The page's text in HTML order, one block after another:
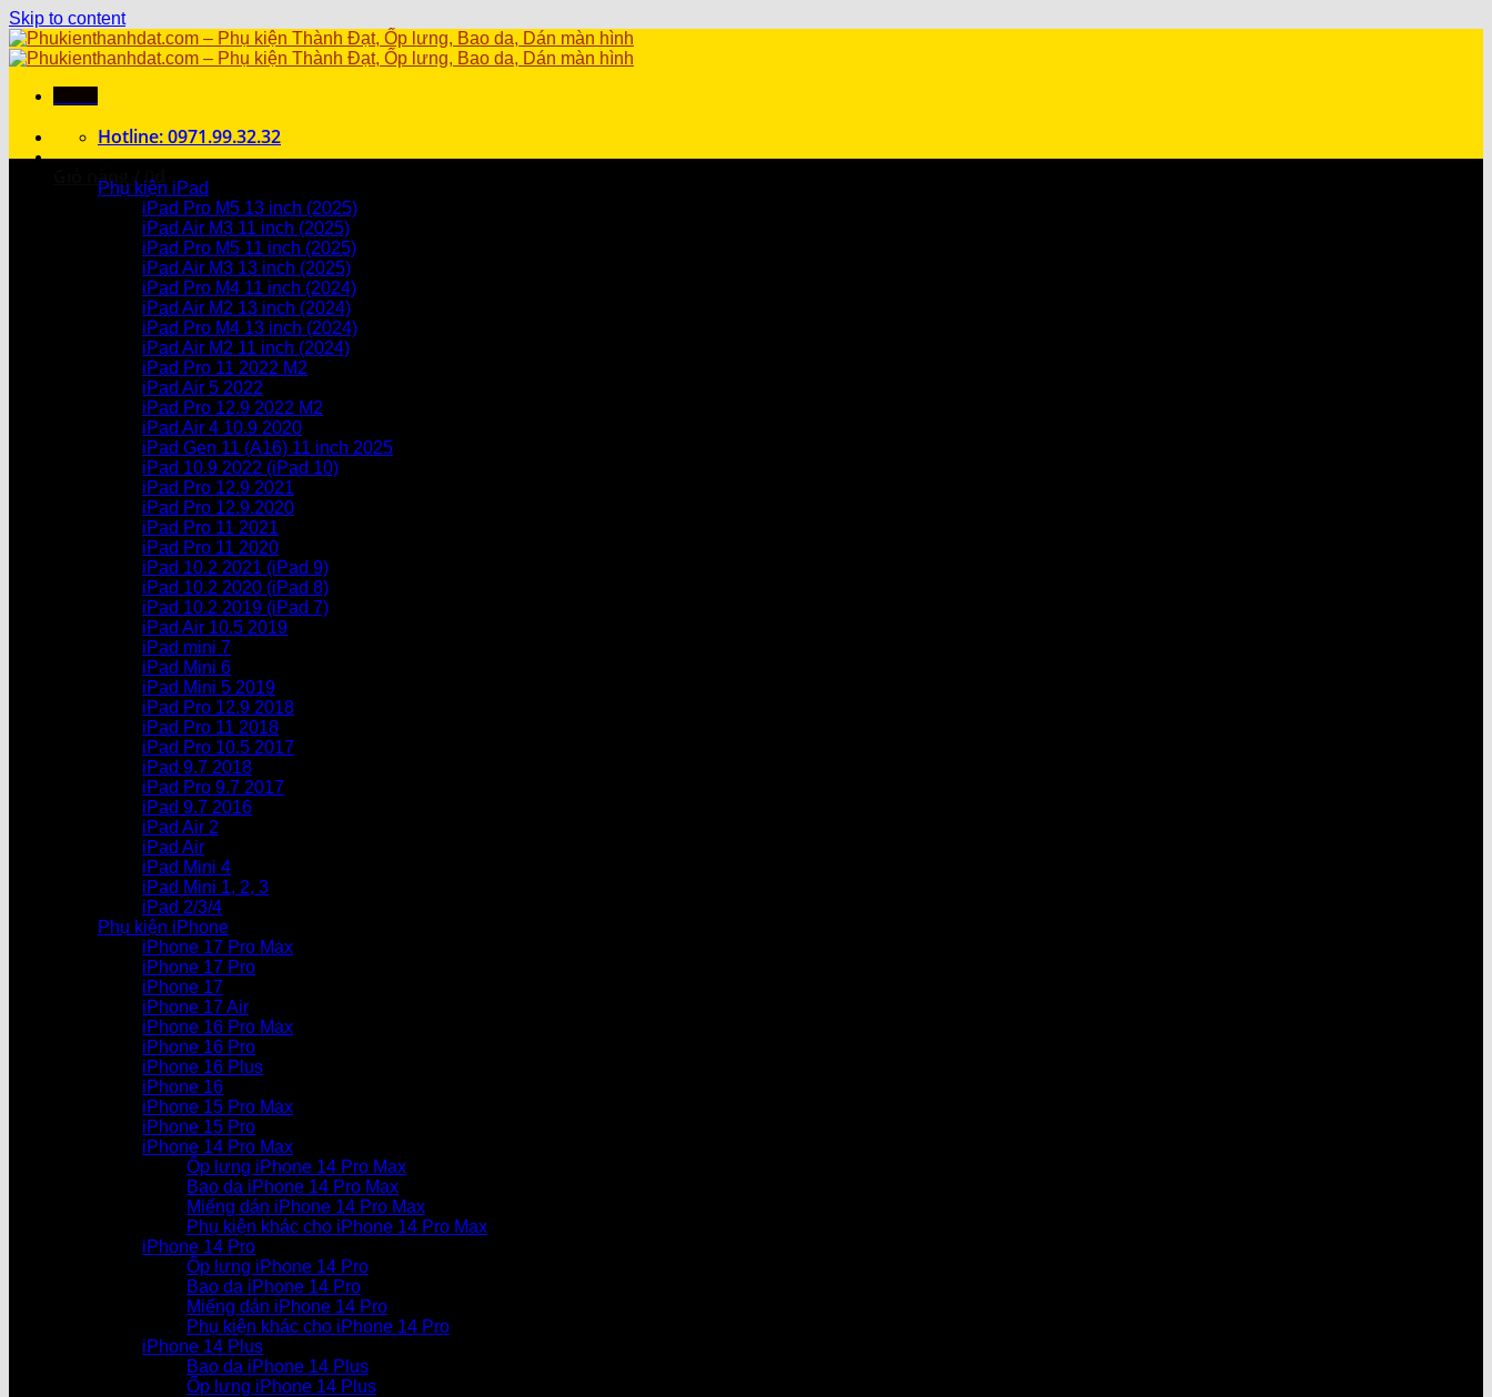
Skip to content
Hotline: 0971.99.32.32
Giỏ hàng / 0₫
Chưa có sản phẩm trong giỏ hàng.
Chưa có sản phẩm trong giỏ hàng.
Phụ kiện iPad
iPad Pro M5 13 inch (2025)
iPad Air M3 11 inch (2025)
iPad Pro M5 11 inch (2025)
iPad Air M3 13 inch (2025)
iPad Pro M4 11 inch (2024)
iPad Air M2 13 inch (2024)
iPad Pro M4 13 inch (2024)
iPad Air M2 11 inch (2024)
iPad Pro 11 2022 M2
iPad Air 5 2022
iPad Pro 12.9 2022 M2
iPad Air 4 10.9 2020
iPad Gen 11 (A16) 11 inch 2025
iPad 10.9 2022 (iPad 10)
iPad Pro 12.9 2021
iPad Pro 12.9.2020
iPad Pro 11 2021
iPad Pro 11 2020
iPad 10.2 2021 (iPad 9)
iPad 10.2 2020 (iPad 8)
iPad 10.2 2019 (iPad 7)
iPad Air 10.5 2019
iPad mini 7
iPad Mini 6
iPad Mini 5 2019
iPad Pro 12.9 2018
iPad Pro 11 2018
iPad Pro 10.5 2017
iPad 9.7 2018
iPad Pro 9.7 2017
iPad 9.7 2016
iPad Air 2
iPad Air
iPad Mini 4
iPad Mini 1, 2, 3
iPad 2/3/4
Phụ kiện iPhone
iPhone 17 Pro Max
iPhone 17 Pro
iPhone 17
iPhone 17 Air
iPhone 16 Pro Max
iPhone 16 Pro
iPhone 16 Plus
iPhone 16
iPhone 15 Pro Max
iPhone 15 Pro
iPhone 14 Pro Max
Ốp lưng iPhone 14 Pro Max
Bao da iPhone 14 Pro Max
Miếng dán iPhone 14 Pro Max
Phụ kiện khác cho iPhone 14 Pro Max
iPhone 14 Pro
Ốp lưng iPhone 14 Pro
Bao da iPhone 14 Pro
Miếng dán iPhone 14 Pro
Phụ kiện khác cho iPhone 14 Pro
iPhone 14 Plus
Bao da iPhone 14 Plus
Ốp lưng iPhone 14 Plus